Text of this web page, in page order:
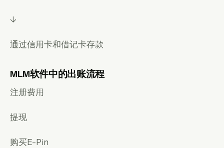
↓
通过信用卡和借记卡存款
MLM软件中的出账流程
注册费用
提现
购买E-Pin